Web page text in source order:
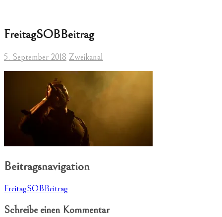
FreitagSOBBeitrag
5. September 2018 Zweikanal
Beitragsnavigation
FreitagSOBBeitrag
Schreibe einen Kommentar